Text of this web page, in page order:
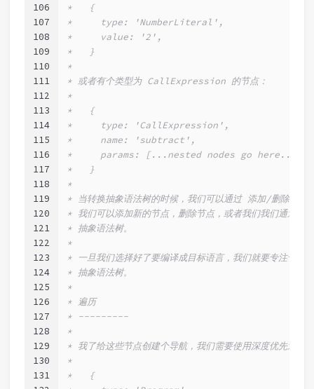
106
107
108
109
110
111
112
113
114
115
116
117
118
119
120
121
122
123
124
125
126
127
128
129
130
131
*   {
*     type: 'NumberLiteral',
*     value: '2',
*   }
*
* 或者有个类型为 CallExpression 的节点：
*
*   {
*     type: 'CallExpression',
*     name: 'subtract',
*     params: [...nested nodes go here...],
*   }
*
* 当转换抽象语法树的时候，我们可以通过 添加/删除/替
* 我们可以添加新的节点，删除节点，或者我们我们通过当
* 抽象语法树。
*
* 一旦我们选择好了要编译成目标语言，我们就要专注于创
* 抽象语法树。
*
* 遍历
* ---------
*
* 我了给这些节点创建个导航，我们需要使用深度优先遍历
*
*   {